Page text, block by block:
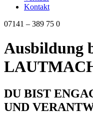
Kontakt
07141 – 389 75 0
Ausbildung
DU BIST
UND